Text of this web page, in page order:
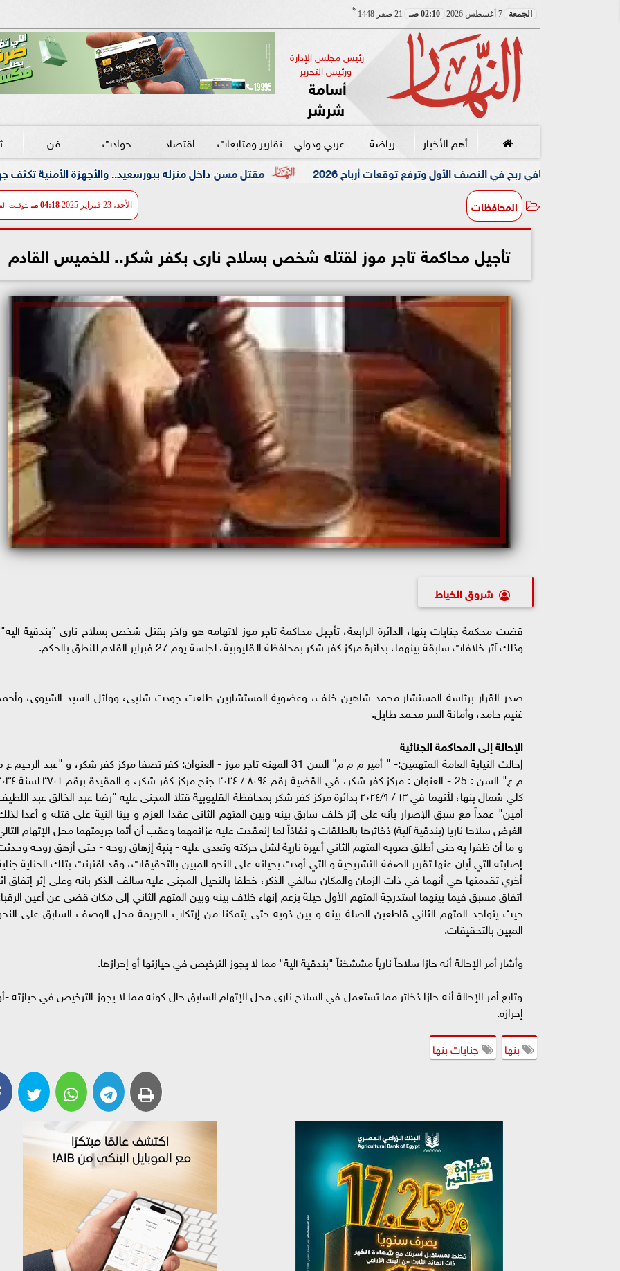
الجمعة 7 أغسطس 2026 02:10 صـ 21 صفر 1448
هـ
رئيس مجلس الإدارة
ورئيس التحرير
أسامة
شرشر
أهم الأخبار رياضة عربي ودولي تقارير ومتابعات اقتصاد حوادث فن
مقتل مسن داخل منزله ببورسعيد.. والأجهزة الأمنية تكثف جهودها لكشف
المحافظات الأحد، 23 فبراير 2025 04:18 مـ بتوقيت
تأجيل محاكمة تاجر موز لقتله شخص بسلاح نارى بكفر شكر.. للخميس القادم
شروق الخياط
قضت محكمة جنايات بنها، الدائرة الرابعة، تأجيل محاكمة تاجر موز لاتهامه هو وآخر بقتل شخص بسلاح نارى "بندقية
وذلك آثر خلافات سابقة بينهما، بدائرة مركز كفر شكر بمحافظة الـقليوبية، لجلسة يوم 27 فبراير القادم للنطق بالحكم.
صدر القرار برئاسة المستشار محمد شاهين خلف، وعضوية المستشارين طلعت جودت شلبى، ووائل السيد الشيوى،
غنيم حامد، وأمانة السر محمد طايل.
الإحالة إلى المحاكمة الجنائية
إحالت النيابة العامة المتهمين:- " أمير م م م" السن 31 المهنه تاجر موز - العنوان: كفر تصفا مركز كفر شكر، و "عبد الرحيم
م ع" السن : 25 - العنوان : مركز كفر شكر، في القضية رقم ٨٠٩٤ / ٢٠٢٤ جنح
كلي شمال بنها، لأنهما في ١٣ / ٢٠٢٤/٩ بدائرة مركز كفر شكر بمحافظة القليوبية قتلا المجنى عليه "رضا عبد الخالق عبد
أمين" عمداً مع سبق الإصرار بأنه على إثر خلف سابق بينه وبين المتهم الثانى عقدا العزم و بيتا النية على قتله و أعدا
الغرض سلاحا ناريا (بندقية آلية) ذخائرها بالطلقات و نفاذاً لما إنعقدت عليه عزائمهما وعقب أن أتما جريمتهما محل الإتهام
و ما أن ظفرا به حتى أطلق صوبه المتهم الثاني أعيرة نارية لشل حركته وتعدى عليه - بنية إزهاق روحه - حتى أزهق روحه
إصابته التي أبان عنها تقرير الصفة التشريحية و التي أودت بحياته على النحو المبين بالتحقيقات، وقد اقترنت بتلك الحناية
أخري تقدمتها هي أنهما في ذات الزمان والمكان سالفي الذكر، خطفا بالتحيل المجنى عليه سالف الذكر بانه وعلى إثر إتفاق
اتفاق مسبق فيما بينهما استدرجة المتهم الأول حيلة بزعم إنهاء خلاف بينه وبين المتهم الثاني إلى مكان قضى عن أعين
حيث يتواجد المتهم الثاني قاطعين الصلة بينه و بين ذويه حتى يتمكنا من إرتكاب الجريمة محل الوصف السابق على
المبين بالتحقيقات.
وأشار أمر الإحالة أنه حازا سلاحاً نارياً مششخناً "بندقية آلية" مما لا يجوز الترخيص في حيازتها أو إحرازها.
وتابع أمر الإحالة أنه حازا ذخائر مما تستعمل في السلاح نارى محل الإتهام السابق حال كونه مما لا يجوز الترخيص في حيازته -
إحرازه.
بنها
جنايات بنها